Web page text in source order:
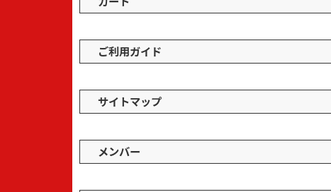
ご利用ガイド
サイトマップ
メンバー